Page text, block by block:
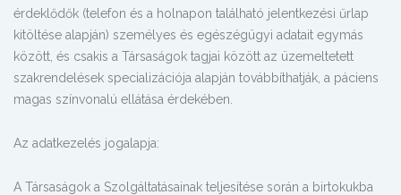
érdeklődők (telefon és a holnapon található jelentkezési űrlap
kitöltése alapján) személyes és egészégügyi adatait egymás
között, és csakis a Társaságok tagjai között az üzemeltetett
szakrendelések specializációja alapján továbbíthatják, a páciens
magas színvonalú ellátása érdekében.
Az adatkezelés jogalapja:
A Társaságok a Szolgáltatásainak teljesítése során a birtokukba